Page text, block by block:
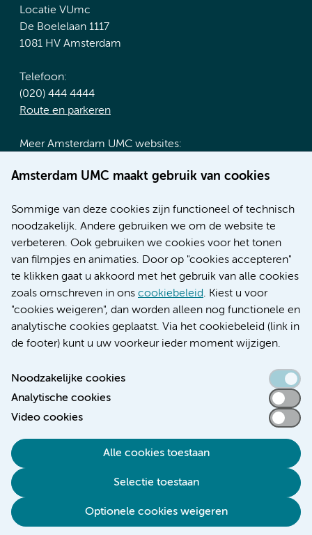
Amsterdam UMC maakt gebruik van cookies
Sommige van deze cookies zijn functioneel of technisch
noodzakelijk. Andere gebruiken we om de website te
verbeteren. Ook gebruiken we cookies voor het tonen
van filmpjes en animaties. Door op "cookies accepteren"
te klikken gaat u akkoord met het gebruik van alle cookies
zoals omschreven in ons cookiebeleid. Kiest u voor
"cookies weigeren", dan worden alleen nog functionele en
analytische cookies geplaatst. Via het cookiebeleid (link in
de footer) kunt u uw voorkeur ieder moment wijzigen.
Noodzakelijke cookies
Analytische cookies
Video cookies
Alle cookies toestaan
Selectie toestaan
Optionele cookies weigeren
Locatie VUmc
De Boelelaan 1117
1081 HV Amsterdam
Telefoon:
(020) 444 4444
Route en parkeren
Meer Amsterdam UMC websites:
Werken bij Amsterdam UMC
Nieuws
Research
Educatie locatie AMC
Educatie locatie VUmc
Verwijzen & diagnostiek
Toegankelijkheidsverklaring
Responsible disclosure